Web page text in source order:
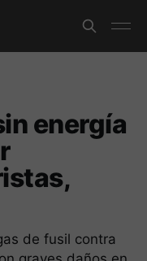
energía
de fusil contra